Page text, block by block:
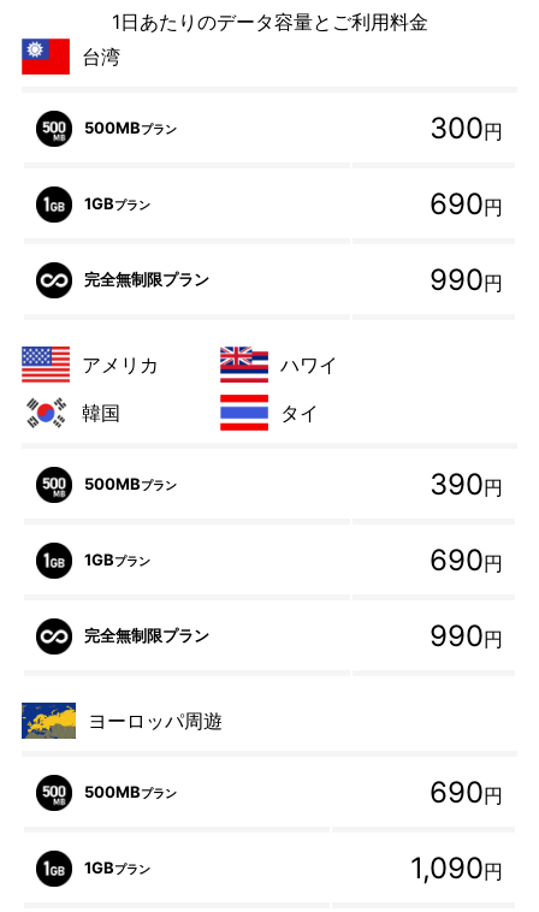
1日あたりのデータ容量とご利用料金
台湾
500MBプラン 300円
1GBプラン 690円
完全無制限プラン 990円
アメリカ
ハワイ
韓国
タイ
500MBプラン 390円
1GBプラン 690円
完全無制限プラン 990円
ヨーロッパ周遊
500MBプラン 690円
1GBプラン 1,090円